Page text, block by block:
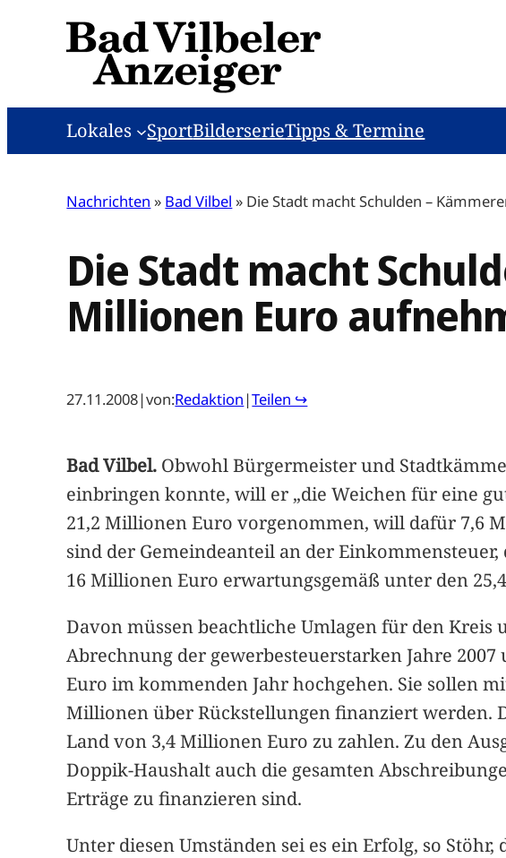
Lokales SportBilderserieTipps & Termine
Nachrichten » Bad Vilbel » Die Stadt macht Schulden –
Die Stadt macht
Millionen Euro
27.11.2008|von:Redaktion |Teilen ↪
Bad Vilbel. Obwohl Bürgermeister und
einbringen konnte, will er „die Weichen für eine
21,2 Millionen Euro vorgenommen, will dafür 7,6
sind der Gemeindeanteil an der
16 Millionen Euro erwartungsgemäß unter den
Davon müssen beachtliche Umlagen für den
Abrechnung der gewerbesteuerstarken Jahre
Euro im kommenden Jahr hochgehen. Sie sollen
Millionen über Rückstellungen finanziert werden.
Land von 3,4 Millionen Euro zu zahlen. Zu den
Doppik-Haushalt auch die gesamten
Erträge zu finanzieren sind.
Unter diesen Umständen sei es ein Erfolg, so